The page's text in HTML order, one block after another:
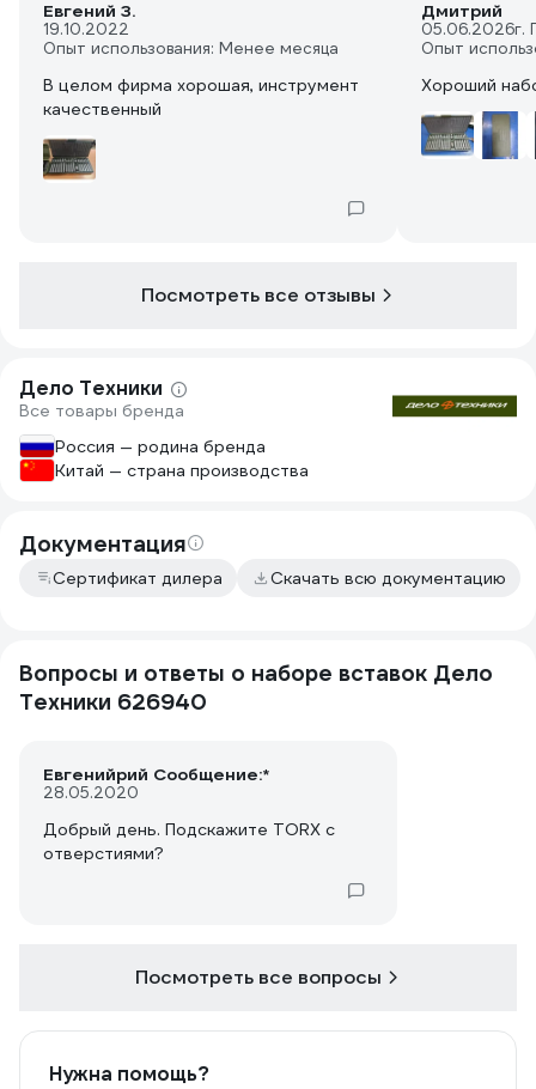
Евгений З.
19.10.2022
Опыт использования: Менее месяца
В целом фирма хорошая, инструмент
качественный
Дмитрий
05.06.2026г.
Опыт
Хороший
Посмотреть все отзывы
Дело Техники
Все товары бренда
Россия — родина бренда
Китай — страна производства
Документация
Сертификат дилера Скачать всю документацию
Вопросы и ответы о наборе вставок Дело
Техники 626940
Евгенийрий Сообщение:*
28.05.2020
Добрый день. Подскажите TORX с
отверстиями?
Посмотреть все вопросы
Нужна помощь?